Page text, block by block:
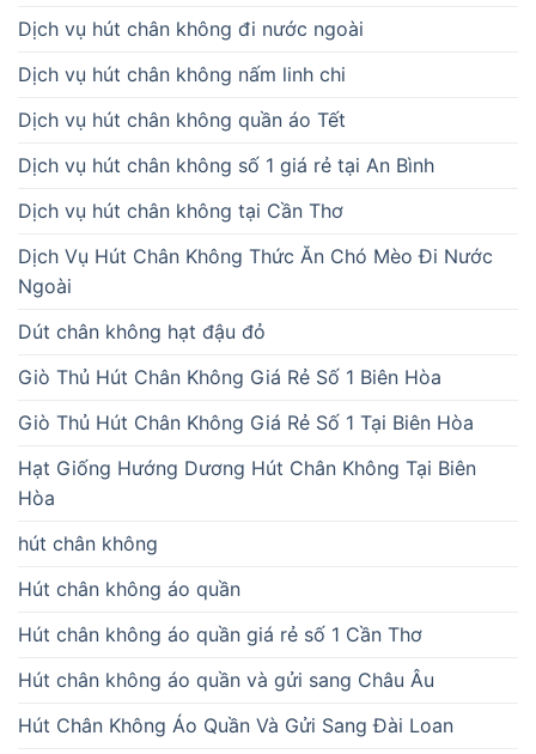
Dịch vụ hút chân không đi nước ngoài
Dịch vụ hút chân không nấm linh chi
Dịch vụ hút chân không quần áo Tết
Dịch vụ hút chân không số 1 giá rẻ tại An Bình
Dịch vụ hút chân không tại Cần Thơ
Dịch Vụ Hút Chân Không Thức Ăn Chó Mèo Đi Nước
Ngoài
Dút chân không hạt đậu đỏ
Giò Thủ Hút Chân Không Giá Rẻ Số 1 Biên Hòa
Giò Thủ Hút Chân Không Giá Rẻ Số 1 Tại Biên Hòa
Hạt Giống Hướng Dương Hút Chân Không Tại Biên
Hòa
hút chân không
Hút chân không áo quần
Hút chân không áo quần giá rẻ số 1 Cần Thơ
Hút chân không áo quần và gửi sang Châu Âu
Hút Chân Không Áo Quần Và Gửi Sang Đài Loan